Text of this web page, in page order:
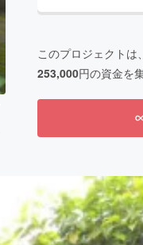
このプロジェクトは、
253,000円の資金を